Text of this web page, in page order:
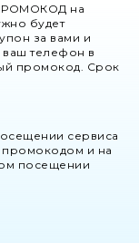
на
будет
за вами и
телефон в
промокод. Срок
сервиса
промокодом и на
посещении